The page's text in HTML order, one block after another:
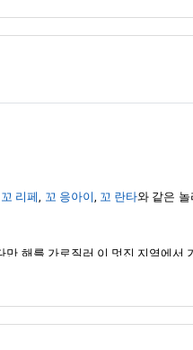
꼬 리페 꼬 응아이 꼬 란타와 같은
해를 가로질러 이 멋진 지역에서
이 가장 중요하기 때문에 걱정 없